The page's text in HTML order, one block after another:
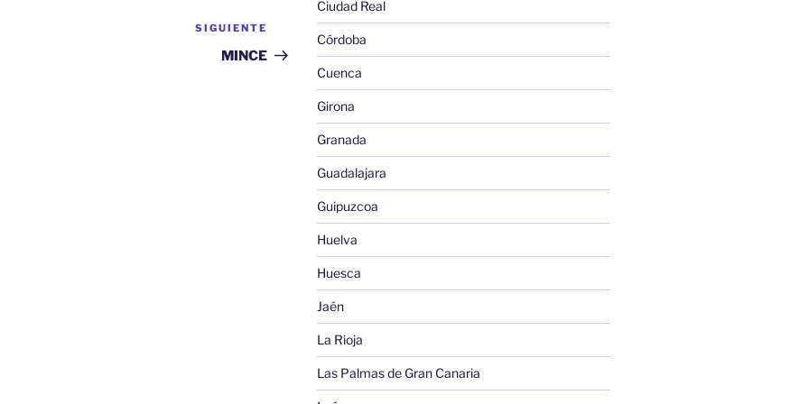
Siguiente
entrada
SIGUIENTE
MINCE
Ciudad Real
Córdoba
Cuenca
Girona
Granada
Guadalajara
Guipuzcoa
Huelva
Huesca
Jaén
La Rioja
Las Palmas de Gran Canaria